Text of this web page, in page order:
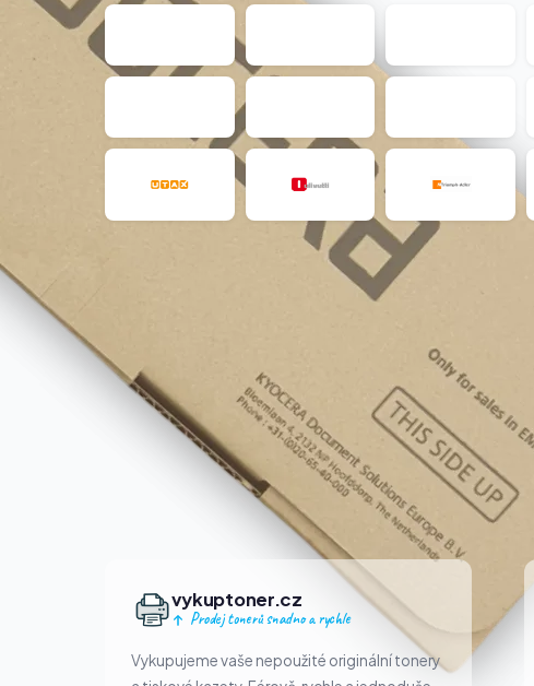
vykuptoner.cz
Prodej tonerů snadno a rychle
Vykupujeme vaše nepoužité originální tonery